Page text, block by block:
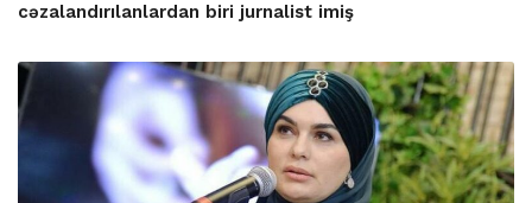
cəzalandırılanlardan biri jurnalist imiş